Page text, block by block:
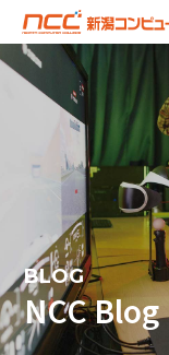
BLOG
NCC Blog